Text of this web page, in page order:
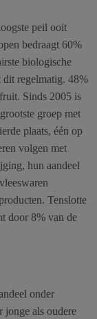
peil ooit
bedraagt 60%
biologische
regelmatig. 48%
Sinds 2005 is
groep met
plaats, één op
volgen met
hun aandeel
Tenslotte
door 8% van de
onder
als oudere